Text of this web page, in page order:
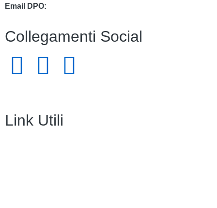
Email DPO:
Collegamenti Social
Link Utili